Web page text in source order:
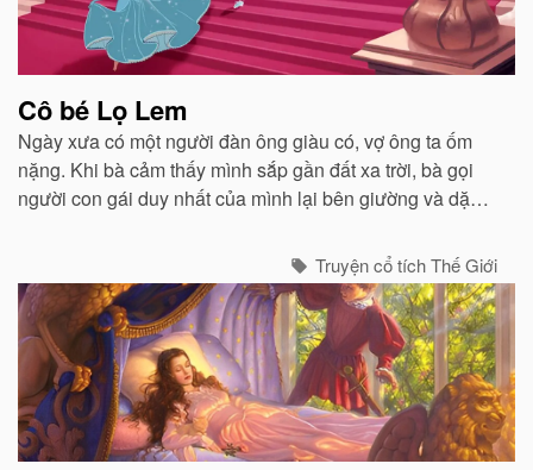
Cô bé Lọ Lem
Ngày xưa có một người đàn ông giàu có, vợ ông ta ốm
nặng. Khi bà cảm thấy mình sắp gần đất xa trời, bà gọi
người con gái duy nhất của mình lại bên giường và dặn
Truyện cổ tích Thế Giới